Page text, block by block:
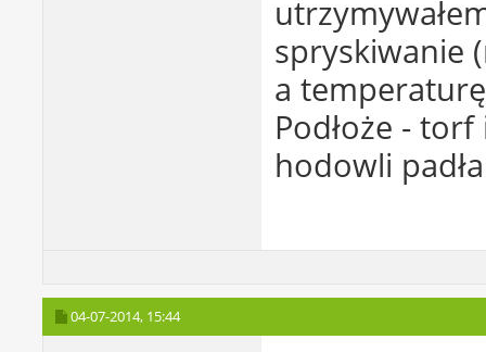
spryskiwanie
a
Podłoże -
hodowli
04-07-2014, 15:44